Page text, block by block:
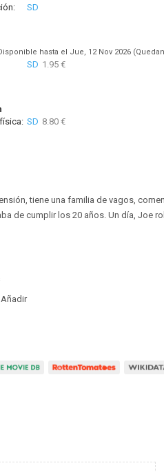
SD
hasta el Jue, 12 Nov 2026
SD 1.95 €
SD 8.80 €
tiene una familia de vagos,
de cumplir los 20 años. Un día, Joe
Añadir